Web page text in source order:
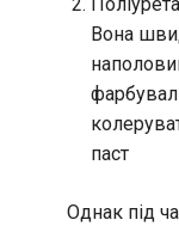
Вона
паст
Однак під